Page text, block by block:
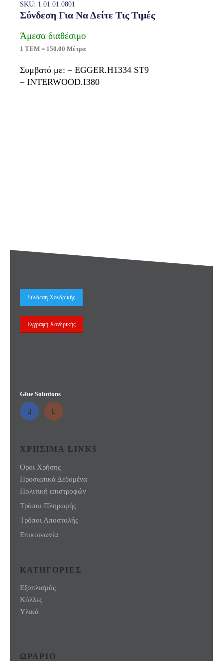
SKU: 1.01.01.0801
Σύνδεση Για Να Δείτε Τις Τιμές
Άμεσα διαθέσιμο
1 ΤΕΜ = 150.00 Μέτρα
Συμβατό με: – EGGER.H1334 ST9
– INTERWOOD.I380
Σύνδεση Χονδρικής
Εγγραφή Χονδρικής
Glue Solutions
ΧΡΗΣΙΜΑ LINKS
Όροι Χρήσης
Προσωπικά Δεδομένα
Πολιτική επιστροφών
Τρόποι Πληρωμής
Τρόποι Αποστολής
Επικοινωνία
ΚΑΤΗΓΟΡΙΕΣ
Εξοπλισμός
Κόλλες
Υλικά
ΩΡΑΡΙΟ